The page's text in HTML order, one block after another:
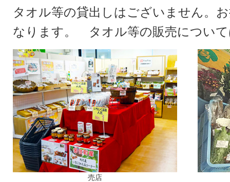
タオル等の貸出しはございません。
なります。 タオル等の販売につい
売店